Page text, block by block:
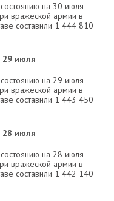
на 30 июля
вражеской армии в
составили 1 444 810
29 июля
на 29 июля
вражеской армии в
составили 1 443 450
28 июля
на 28 июля
вражеской армии в
составили 1 442 140